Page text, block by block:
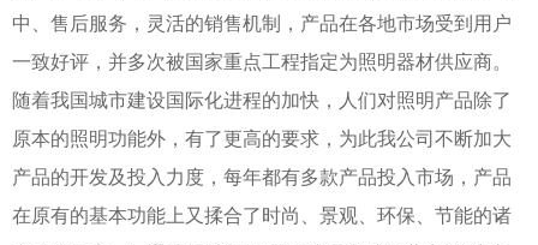
中、售后服务，灵活的销售机制，产品在各地市场受到用户
一致好评，并多次被国家重点工程指定为照明器材供应商。
随着我国城市建设国际化进程的加快，人们对照明产品除了
原本的照明功能外，有了更高的要求，为此我公司不断加大
产品的开发及投入力度，每年都有多款产品投入市场，产品
在原有的基本功能上又揉合了时尚、景观、环保、节能的诸